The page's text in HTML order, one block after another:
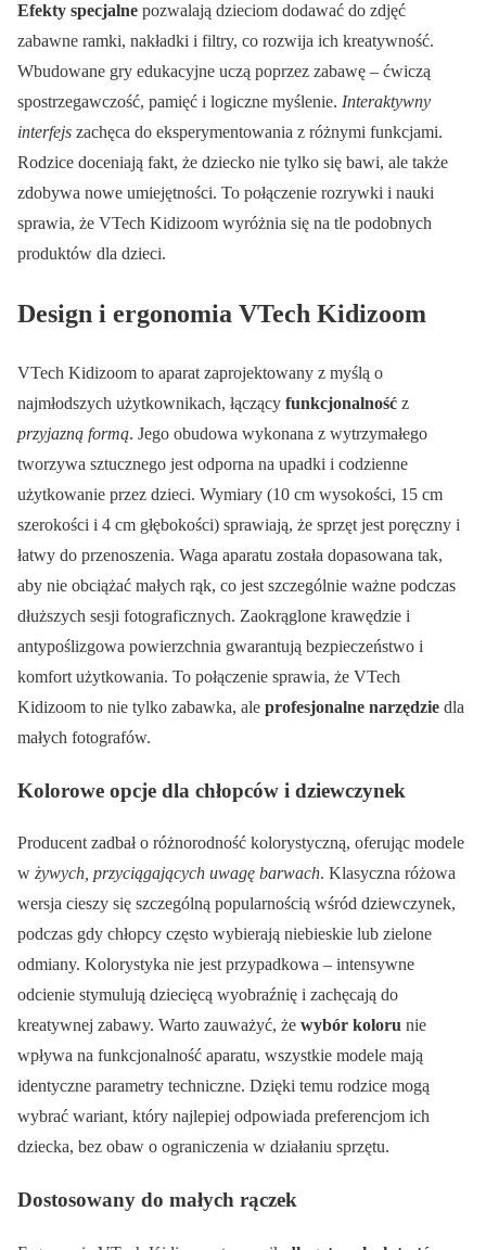
Efekty specjalne pozwalają dzieciom dodawać do zdjęć
zabawne ramki, nakładki i filtry, co rozwija ich kreatywność.
Wbudowane gry edukacyjne uczą poprzez zabawę – ćwiczą
spostrzegawczość, pamięć i logiczne myślenie. Interaktywny
interfejs zachęca do eksperymentowania z różnymi funkcjami.
Rodzice doceniają fakt, że dziecko nie tylko się bawi, ale także
zdobywa nowe umiejętności. To połączenie rozrywki i nauki
sprawia, że VTech Kidizoom wyróżnia się na tle podobnych
produktów dla dzieci.
Design i ergonomia VTech Kidizoom
VTech Kidizoom to aparat zaprojektowany z myślą o
najmłodszych użytkownikach, łączący funkcjonalność z
przyjazną formą. Jego obudowa wykonana z wytrzymałego
tworzywa sztucznego jest odporna na upadki i codzienne
użytkowanie przez dzieci. Wymiary (10 cm wysokości, 15 cm
szerokości i 4 cm głębokości) sprawiają, że sprzęt jest poręczny i
łatwy do przenoszenia. Waga aparatu została dopasowana tak,
aby nie obciążać małych rąk, co jest szczególnie ważne podczas
dłuższych sesji fotograficznych. Zaokrąglone krawędzie i
antypoślizgowa powierzchnia gwarantują bezpieczeństwo i
komfort użytkowania. To połączenie sprawia, że VTech
Kidizoom to nie tylko zabawka, ale profesjonalne narzędzie dla
małych fotografów.
Kolorowe opcje dla chłopców i dziewczynek
Producent zadbał o różnorodność kolorystyczną, oferując modele
w żywych, przyciągających uwagę barwach. Klasyczna różowa
wersja cieszy się szczególną popularnością wśród dziewczynek,
podczas gdy chłopcy często wybierają niebieskie lub zielone
odmiany. Kolorystyka nie jest przypadkowa – intensywne
odcienie stymulują dziecięcą wyobraźnię i zachęcają do
kreatywnej zabawy. Warto zauważyć, że wybór koloru nie
wpływa na funkcjonalność aparatu, wszystkie modele mają
identyczne parametry techniczne. Dzięki temu rodzice mogą
wybrać wariant, który najlepiej odpowiada preferencjom ich
dziecka, bez obaw o ograniczenia w działaniu sprzętu.
Dostosowany do małych rączek